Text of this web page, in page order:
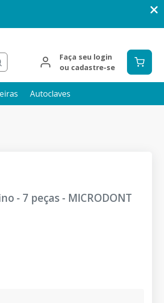
Faça seu login
ou cadastre-se
Autoclaves
- 7 peças - MICRODONT